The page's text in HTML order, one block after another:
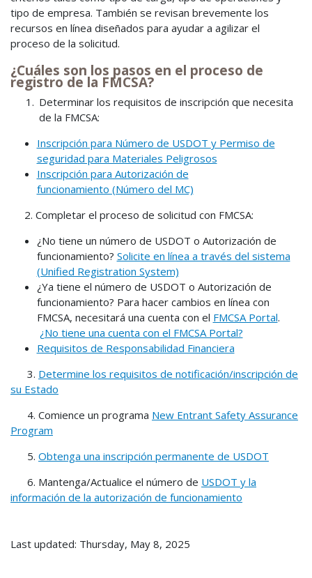
tipo de empresa. También se revisan brevemente los
recursos en línea diseñados para ayudar a agilizar el
proceso de la solicitud.
¿Cuáles son los pasos en el proceso de
registro de la FMCSA?
Determinar los requisitos de inscripción que necesita
de la FMCSA:
Inscripción para Número de USDOT y Permiso de
seguridad para Materiales Peligrosos
Inscripción para Autorización de
funcionamiento (Número del MC)
2. Completar el proceso de solicitud con FMCSA:
¿No tiene un número de USDOT o Autorización de
funcionamiento? Solicite en línea a través del sistema
(Unified Registration System)
¿Ya tiene el número de USDOT o Autorización de
funcionamiento? Para hacer cambios en línea con
FMCSA, necesitará una cuenta con el FMCSA Portal.
¿No tiene una cuenta con el FMCSA Portal?
Requisitos de Responsabilidad Financiera
3. Determine los requisitos de notificación/inscripción de
su Estado
4. Comience un programa New Entrant Safety Assurance
Program
5. Obtenga una inscripción permanente de USDOT
6. Mantenga/Actualice el número de USDOT y la
información de la autorización de funcionamiento
Last updated: Thursday, May 8, 2025